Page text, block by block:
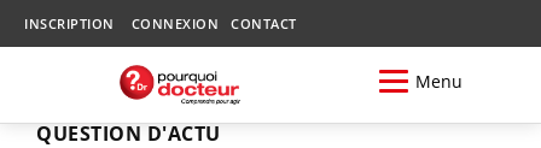
INSCRIPTION CONNEXION CONTACT
Menu
QUESTION D'ACTU